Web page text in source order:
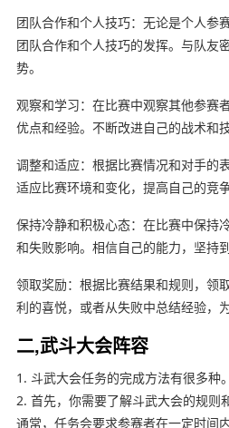
团队合作和个人技巧：无论是个人参
团队合作和个人技巧的发挥。与队友
势。
观察和学习：在比赛中观察其他参赛
优点和经验。不断改进自己的战术和技
调整和适应：根据比赛情况和对手的
适应比赛环境和变化，提高自己的竞争
保持冷静和积极心态：在比赛中保持
和失败影响。相信自己的能力，坚持到
领取奖励：根据比赛结果和规则，领
利的喜悦，或者从失败中总结经验，
二,武斗大会阵容
1. 斗武大会任务的完成方法有很多种。
2. 首先，你需要了解斗武大会的规则
通常，任务会要求参赛者在一定时间